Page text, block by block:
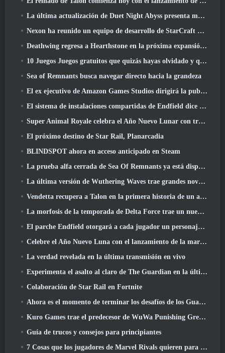
La última actualización de Duet Night Abyss presenta monturas
Nexon ha reunido un equipo de desarrollo de StarCraft Shooter según un informe de un medio coreano
Deathwing regresa a Hearthstone en la próxima expansión de Cataclysm
10 Juegos Juegos gratuitos que quizás hayas olvidado y que participan en el PvP Fest de Steam
Sea of ​​Remnants busca navegar directo hacia la grandeza
El ex ejecutivo de Amazon Games Studios dirigirá la publicación occidental de Aion 2
El sistema de instalaciones compartidas de Endfield dice sobre los jugadores
Super Animal Royale celebra el Año Nuevo Lunar con tres semanas de eventos de Super Horse
El próximo destino de Star Rail, Planarcadia
BLINDSPOT ahora en acceso anticipado en Steam
La prueba alfa cerrada de Sea Of Remnants ya está disponible
La última versión de Wuthering Waves trae grandes novedades y cambios en la calidad de vida
Vendetta recupera a Talon en la primera historia de un año de duración en Overwatch (Sin "2", Blizzard está dejando eso)
La morfosis de la temporada de Delta Force trae un nuevo mapa, Modos, Y mejoras solicitadas por los jugadores
El parche Endfield otorgará a cada jugador un personaje gratuito de seis estrellas de su elección
Celebre el Año Nuevo Luna con el lanzamiento de la maravilla invernal de Palia: Actualización de Año Nuevo de Riffrocin
La verdad revelada en la última transmisión en vivo
Experimenta el asalto al claro de The Guardian en la última actualización de Guild Wars 2 que comienza hoy
Colaboración de Star Rail en Fortnite
Ahora es el momento de terminar los desafíos de los Guardianes de la Llama en Path Of Exile durante Legacy Of Phrecia
Kuro Games trae el predecesor de WuWa Punishing Grey Raven a Steam
Guía de trucos y consejos para principiantes
7 Cosas que los jugadores de Marvel Rivals quieren para el juego 2026